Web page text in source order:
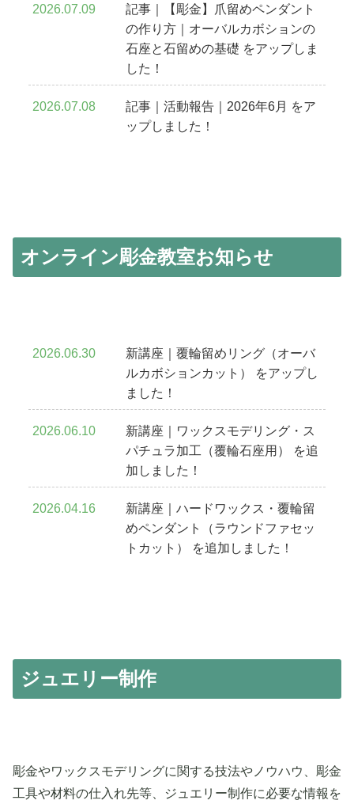
記事｜【彫金】爪留めペンダント
の作り方｜オーバルカボションの
石座と石留めの基礎 をアップしま
した！
2026.07.09
記事｜活動報告｜2026年6月 をア
ップしました！
2026.07.08
オンライン彫金教室お知らせ
新講座｜覆輪留めリング（オーバ
ルカボションカット） をアップし
ました！
2026.06.30
新講座｜ワックスモデリング・ス
パチュラ加工（覆輪石座用） を追
加しました！
2026.06.10
新講座｜ハードワックス・覆輪留
めペンダント（ラウンドファセッ
トカット） を追加しました！
2026.04.16
ジュエリー制作
彫金やワックスモデリングに関する技法やノウハウ、彫金
工具や材料の仕入れ先等、ジュエリー制作に必要な情報を